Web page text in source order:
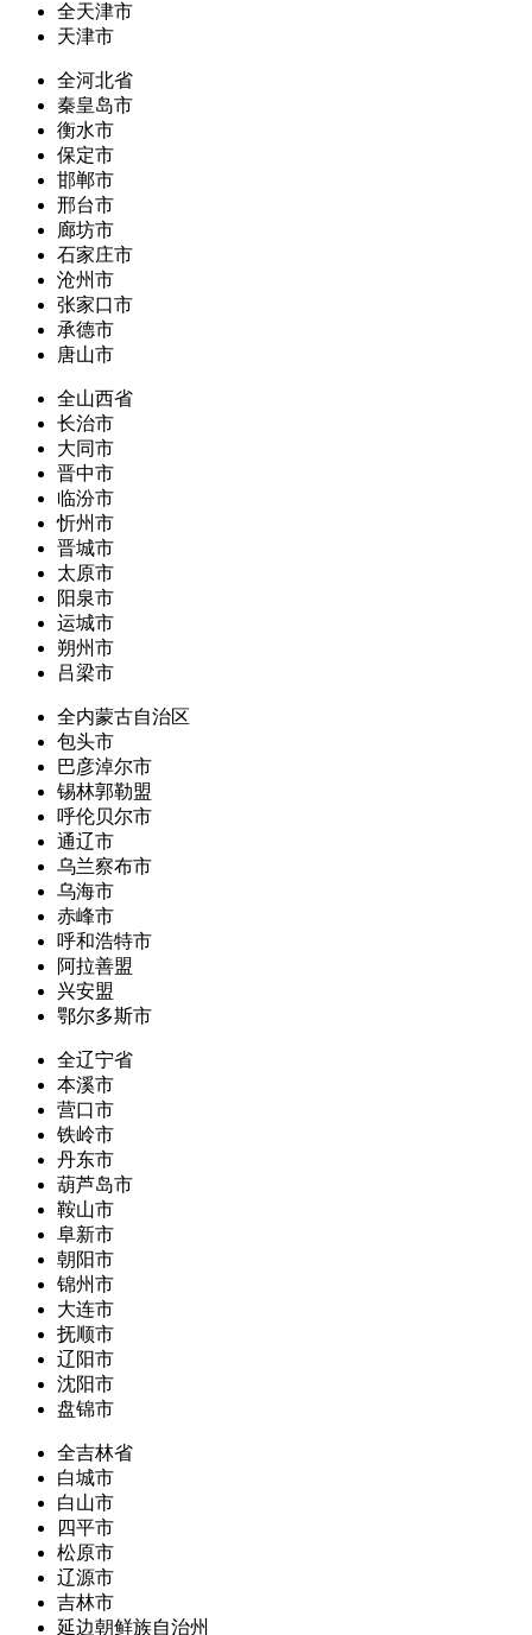
全天津市
天津市
全河北省
秦皇岛市
衡水市
保定市
邯郸市
邢台市
廊坊市
石家庄市
沧州市
张家口市
承德市
唐山市
全山西省
长治市
大同市
晋中市
临汾市
忻州市
晋城市
太原市
阳泉市
运城市
朔州市
吕梁市
全内蒙古自治区
包头市
巴彦淖尔市
锡林郭勒盟
呼伦贝尔市
通辽市
乌兰察布市
乌海市
赤峰市
呼和浩特市
阿拉善盟
兴安盟
鄂尔多斯市
全辽宁省
本溪市
营口市
铁岭市
丹东市
葫芦岛市
鞍山市
阜新市
朝阳市
锦州市
大连市
抚顺市
辽阳市
沈阳市
盘锦市
全吉林省
白城市
白山市
四平市
松原市
辽源市
吉林市
延边朝鲜族自治州